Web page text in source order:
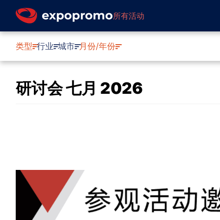
所有活动
类型 行业 城市 月份/年份
研讨会 七月 2026